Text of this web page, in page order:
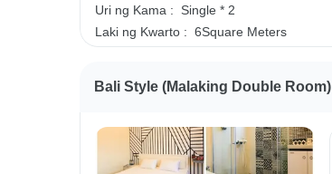
Uri ng Kama :
Single * 2
Laki ng Kwarto : 6Square Meters
Bali Style (malaking Double Room)